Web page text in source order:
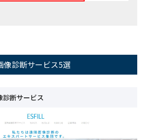
像診断サービス5選
診断サービス